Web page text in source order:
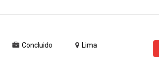
Concluido Lima